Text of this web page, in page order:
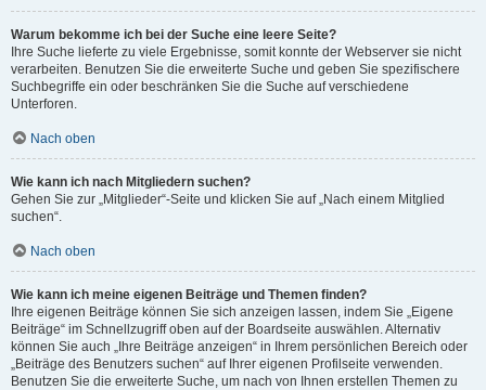
Warum bekomme ich bei der Suche eine leere Seite?
Ihre Suche lieferte zu viele Ergebnisse, somit konnte der Webserver sie nicht
verarbeiten. Benutzen Sie die erweiterte Suche und geben Sie spezifischere
Suchbegriffe ein oder beschränken Sie die Suche auf verschiedene
Unterforen.
Nach oben
Wie kann ich nach Mitgliedern suchen?
Gehen Sie zur „Mitglieder“-Seite und klicken Sie auf „Nach einem Mitglied
suchen“.
Nach oben
Wie kann ich meine eigenen Beiträge und Themen finden?
Ihre eigenen Beiträge können Sie sich anzeigen lassen, indem Sie „Eigene
Beiträge“ im Schnellzugriff oben auf der Boardseite auswählen. Alternativ
können Sie auch „Ihre Beiträge anzeigen“ in Ihrem persönlichen Bereich oder
„Beiträge des Benutzers suchen“ auf Ihrer eigenen Profilseite verwenden.
Benutzen Sie die erweiterte Suche, um nach von Ihnen erstellen Themen zu